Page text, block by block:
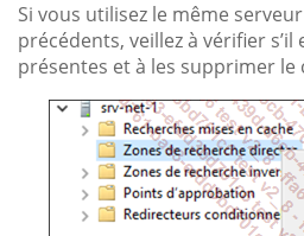
Si vous utilisez le même
précédents, veillez à vérifier s’il
présentes et à les supprimer le